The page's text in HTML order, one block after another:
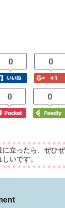
0 0
0 0
に立ったら、ぜひ
いです。